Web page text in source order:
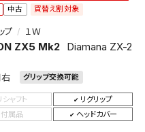
中古 買替え割対象
プ １Ｗ
ZX5 Mk2
Diamana ZX-2
グリップ交換可能
シャフト
リグリップ
付属品
ヘッドカバー
保存